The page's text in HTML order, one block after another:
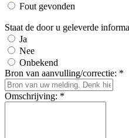
Fout gevonden
Staat de door u geleverde
Ja
Nee
Onbekend
Bron van aanvulling/correctie: *
Omschrijving: *